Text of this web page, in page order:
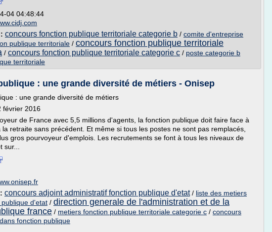
04 04:48:44
concours fonction publique territoriale categorie b / comite d'entreprise
publique territoriale / concours fonction publique territoriale
/ concours fonction publique territoriale categorie c / poste categorie b
territoriale
: une grande diversité de métiers - Onisep
: une grande diversité de métiers
février 2016
de France avec 5,5 millions d'agents, la fonction publique doit faire face à
retraite sans précédent. Et même si tous les postes ne sont pas remplacés,
gros pourvoyeur d'emplois. Les recrutements se font à tous les niveaux de
concours adjoint administratif fonction publique d'etat/ liste des metiers
d'etat / direction generale de l'administration et de la
france / metiers fonction publique territoriale categorie c / concours
fonction publique